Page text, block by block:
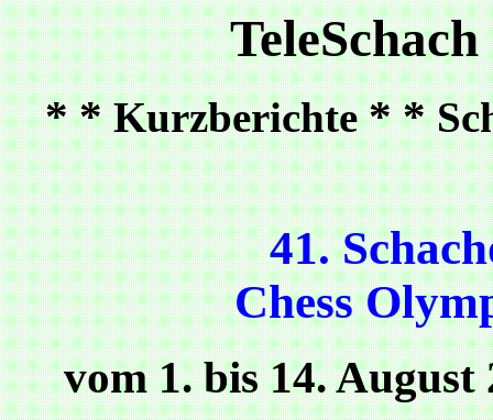
* *Kurzberichte* *
41.
Chess
vom 1. bis 14. August